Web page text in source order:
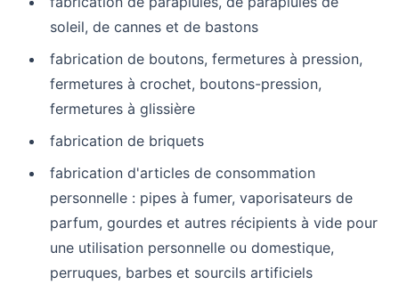
soleil, de cannes et de bastons
fabrication de boutons, fermetures à pression,
fermetures à crochet, boutons-pression,
fermetures à glissière
fabrication de briquets
fabrication d'articles de consommation
personnelle : pipes à fumer, vaporisateurs de
parfum, gourdes et autres récipients à vide pour
une utilisation personnelle ou domestique,
perruques, barbes et sourcils artificiels